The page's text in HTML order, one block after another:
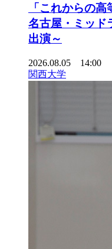
「これからの
名古屋・ミッド
出演～
2026.08.05 14:00
関西大学